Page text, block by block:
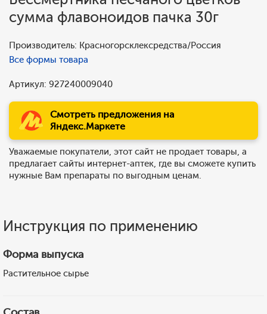
сумма флавоноидов пачка 30г
Производитель: Красногорсклексредства/Россия
Все формы товара
Артикул: 927240009040
Смотреть предложения на
Яндекс.Маркете
Уважаемые покупатели, этот сайт не продает товары, а
предлагает сайты интернет-аптек, где вы сможете купить
нужные Вам препараты по выгодным ценам.
Инструкция по применению
Форма выпуска
Растительное сырье